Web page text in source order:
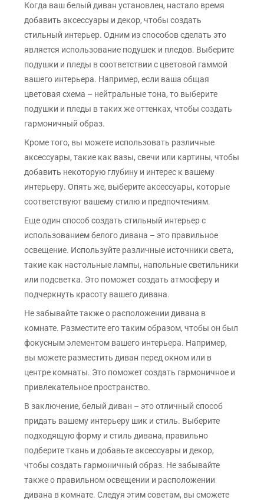
Когда ваш белый диван установлен, настало время
добавить аксессуары и декор, чтобы создать
стильный интерьер. Одним из способов сделать это
является использование подушек и пледов. Выберите
подушки и пледы в соответствии с цветовой гаммой
вашего интерьера. Например, если ваша общая
цветовая схема – нейтральные тона, то выберите
подушки и пледы в таких же оттенках, чтобы создать
гармоничный образ.
Кроме того, вы можете использовать различные
аксессуары, такие как вазы, свечи или картины, чтобы
добавить некоторую глубину и интерес к вашему
интерьеру. Опять же, выберите аксессуары, которые
соответствуют вашему стилю и предпочтениям.
Еще один способ создать стильный интерьер с
использованием белого дивана – это правильное
освещение. Используйте различные источники света,
такие как настольные лампы, напольные светильники
или подсветка. Это поможет создать атмосферу и
подчеркнуть красоту вашего дивана.
Не забывайте также о расположении дивана в
комнате. Разместите его таким образом, чтобы он был
фокусным элементом вашего интерьера. Например,
вы можете разместить диван перед окном или в
центре комнаты. Это поможет создать гармоничное и
привлекательное пространство.
В заключение, белый диван – это отличный способ
придать вашему интерьеру шик и стиль. Выберите
подходящую форму и стиль дивана, правильно
подберите ткань и добавьте аксессуары и декор,
чтобы создать гармоничный образ. Не забывайте
также о правильном освещении и расположении
дивана в комнате. Следуя этим советам, вы сможете